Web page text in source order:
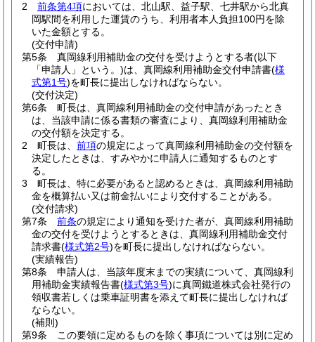
2
前条第4項においては、北山駅、益子駅、七井駅から北真
岡駅間を利用した運賃のうち、利用者本人負担100円を除
いた金額とする。
(交付申請)
第5条
真岡線利用補助金の交付を受けようとする者(以下
「申請人」という。)は、真岡線利用補助金交付申請書(様
式第1号)を町長に提出しなければならない。
(交付決定)
第6条
町長は、真岡線利用補助金の交付申請があったとき
は、当該申請に係る書類の審査により、真岡線利用補助金
の交付額を決定する。
2
町長は、 前項の規定によって真岡線利用補助金の交付額を
決定したときは、すみやかに申請人に通知するものとす
る。
3
町長は、特に必要があると認めるときは、真岡線利用補助
金を概算払い又は前金払いにより交付することがある。
(交付請求)
第7条
前条の規定により通知を受けた者が、真岡線利用補助
金の交付を受けようとするときは、真岡線利用補助金交付
請求書(様式第2号)を町長に提出しなければならない。
(実績報告)
第8条
申請人は、当該年度末までの実績について、真岡線利
用補助金実績報告書(様式第3号)に真岡鐵道株式会社発行の
領収書若しくは乗車証明書を添えて町長に提出しなければ
ならない。
(補則)
第9条
この要領に定めるものを除く事項については別に定め